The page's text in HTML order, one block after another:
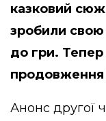
казковий
зробили свою
до гри. Тепер
продовження
Анонс другої